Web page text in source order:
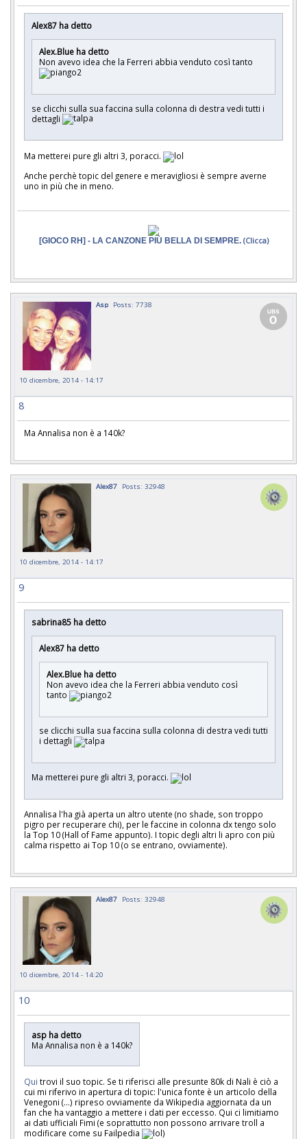
Alex87 ha detto
Alex.Blue ha detto
Non avevo idea che la Ferreri abbia venduto così tanto
se clicchi sulla sua faccina sulla colonna di destra vedi tutti i
dettagli
Ma metterei pure gli altri 3, poracci.
Anche perchè topic del genere e meravigliosi è sempre averne
uno in più che in meno.
[GIOCO RH] - LA CANZONE PIÙ BELLA DI SEMPRE. (Clicca)
Asp Posts: 7738
10 dicembre, 2014 - 14:17
8
Ma Annalisa non è a 140k?
Alex87 Posts: 32948
10 dicembre, 2014 - 14:17
9
sabrina85 ha detto
Alex87 ha detto
Alex.Blue ha detto
Non avevo idea che la Ferreri abbia venduto così
tanto
se clicchi sulla sua faccina sulla colonna di destra vedi tutti
i dettagli
Ma metterei pure gli altri 3, poracci.
Annalisa l'ha già aperta un altro utente (no shade, son troppo
pigro per recuperare chi), per le faccine in colonna dx tengo solo
la Top 10 (Hall of Fame appunto). I topic degli altri li apro con più
calma rispetto ai Top 10 (o se entrano, ovviamente).
Alex87 Posts: 32948
10 dicembre, 2014 - 14:20
10
asp ha detto
Ma Annalisa non è a 140k?
Qui trovi il suo topic. Se ti riferisci alle presunte 80k di Nali è ciò a
cui mi riferivo in apertura di topic: l'unica fonte è un articolo della
Venegoni (...) ripreso ovviamente da Wikipedia aggiornata da un
fan che ha vantaggio a mettere i dati per eccesso. Qui ci limitiamo
ai dati ufficiali Fimi (e soprattutto non possono arrivare troll a
modificare come su Failpedia
)